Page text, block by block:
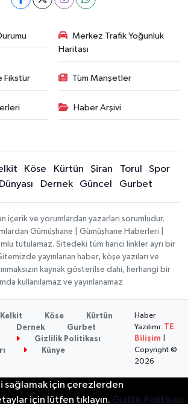
Merkez Trafik Yoğunluk
Haritası
Fikstür Tüm Manşetler
Haber Arşivi
Köse Kürtün Şiran Torul
Spor
Dernek Güncel Gurbet
içerik ve yorumlardan yazarları sorumludur.
Gümüşhane | Gümüşhane Haberleri |
tutulamaz. Sitedeki tüm harici linkler ayrı bir
yayınlanan haber, köşe yazıları ve
kaynak gösterilse dahi, herhangi bir
kullanılamaz ve yayınlanamaz
Kelkit Köse
Kürtün
Dernek
Gurbet
Gizlilik Politikası
Künye
Haber
Yazılımı:
TE
Bilişim
Copyright ©
2026
sağlamak için çerezlerden
için lütfen tıklayın. Gizlilik Politikası